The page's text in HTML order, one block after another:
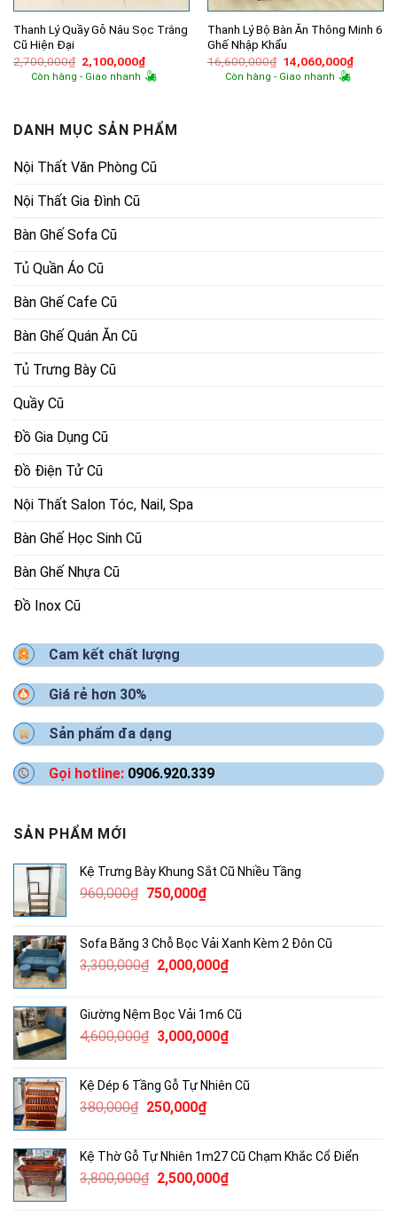
Thanh Lý Quầy Gỗ Nâu Sọc Trắng
Cũ Hiện Đại
2,700,000₫ Giá
gốc
là:
2,100,000₫Giá
hiện
tại
Còn hàng - Giao nhanh
Thanh Lý Bộ Bàn Ăn Thông Minh 6
Ghế Nhập Khẩu
16,600,000₫ Giá
gốc
là:
14,060,000₫Giá
hiện
Còn hàng - Giao nhanh
DANH MỤC SẢN PHẨM
Nội Thất Văn Phòng Cũ
Nội Thất Gia Đình Cũ
Bàn Ghế Sofa Cũ
Tủ Quần Áo Cũ
Bàn Ghế Cafe Cũ
Bàn Ghế Quán Ăn Cũ
Tủ Trưng Bày Cũ
Quầy Cũ
Đồ Gia Dụng Cũ
Đồ Điện Tử Cũ
Nội Thất Salon Tóc, Nail, Spa
Bàn Ghế Học Sinh Cũ
Bàn Ghế Nhựa Cũ
Đồ Inox Cũ
Cam kết chất lượng
Giá rẻ hơn 30%
Sản phẩm đa dạng
Gọi hotline: 0906.920.339
SẢN PHẨM MỚI
Kệ Trưng Bày Khung Sắt Cũ Nhiều Tầng
960,000₫ Giá
960,000₫.
750,000₫Giá
là:
750,000₫.
Sofa Băng 3 Chỗ Bọc Vải Xanh Kèm 2 Đôn Cũ
3,300,000₫ Giá
3,300,000₫.
2,000,000₫Giá
là:
2,000,000₫.
Giường Nệm Bọc Vải 1m6 Cũ
4,600,000₫ Giá
4,600,000₫.
3,000,000₫Giá
là:
Kệ Dép 6 Tầng Gỗ Tự Nhiên Cũ
380,000₫ Giá
380,000₫.
250,000₫Giá
là:
250,000₫.
Kệ Thờ Gỗ Tự Nhiên 1m27 Cũ Chạm Khắc Cổ Điển
3,800,000₫ Giá
2,500,000₫Giá